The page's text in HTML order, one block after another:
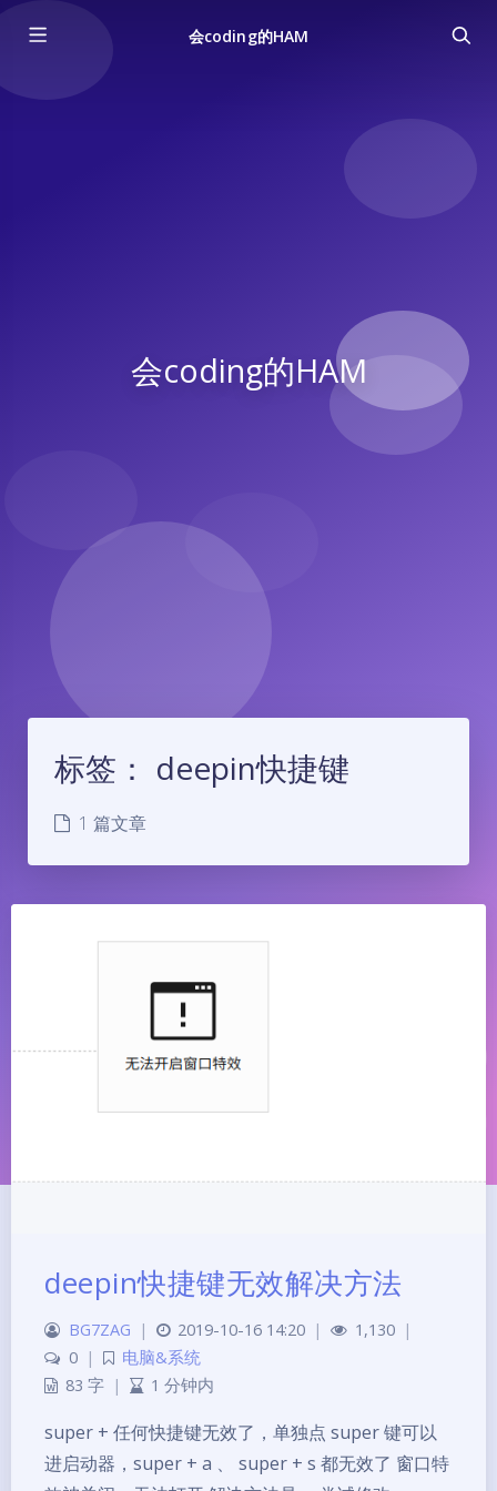
会coding的HAM
会coding的HAM
夜间模式
浅阴影 深阴影
标签： deepin快捷键
1 篇文章
deepin快捷键无效解决方法
BG7ZAG | 2019-10-16 14:20 | 1,130 |
0 |
电脑&系统
83 字 | 1 分钟内
super + 任何快捷键无效了，单独点 super 键可以
进启动器，super + a 、 super + s 都无效了 窗口特